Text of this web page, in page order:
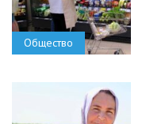
Общество